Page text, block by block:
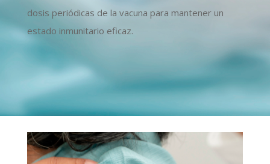
dosis periódicas de la vacuna para mantener un
estado inmunitario eficaz.